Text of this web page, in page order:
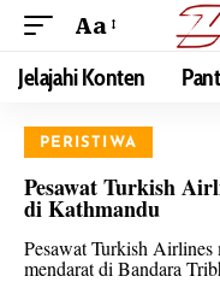
Aa
Jelajahi Konten
PERISTIWA
Pesawat Turkish
di Kathmandu
Pesawat Turkish Airlines
mendarat di Bandara